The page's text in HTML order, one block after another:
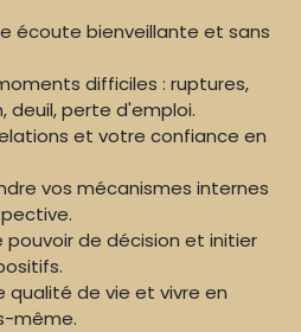
écoute bienveillante et sans
difficiles : ruptures,
deuil, perte d'emploi.
et votre confiance en
vos mécanismes internes
pouvoir de décision et initier
qualité de vie et vivre en
même.